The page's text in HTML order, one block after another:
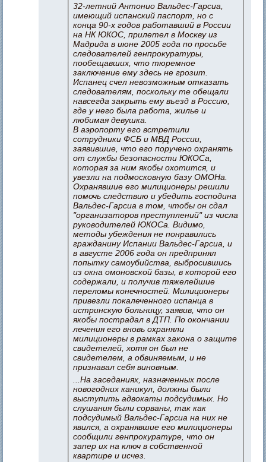
32-летний Антонио Вальдес-Гарсиа,
имеющий испанский паспорт, но с
конца 90-х годов работавший в России
на НК ЮКОС, прилетел в Москву из
Мадрида в июне 2005 года по просьбе
следователей генпрокуратуры,
пообещавших, что тюремное
заключение ему здесь не грозит.
Испанец счел невозможным отказать
следователям, поскольку те обещали
навсегда закрыть ему въезд в Россию,
где у него была работа, жилье и
любимая девушка.
В аэропорту его встретили
сотрудники ФСБ и МВД России,
заявившие, что его поручено охранять
от службы безопасности ЮКОСа,
которая за ним якобы охотится, и
увезли на подмосковную базу ОМОНа.
Охранявшие его милиционеры решили
помочь следствию и убедить господина
Вальдес-Гарсиа в том, чтобы он сдал
"организаторов преступлений" из числа
руководителей ЮКОСа. Видимо,
методы убеждения не понравились
гражданину Испании Вальдес-Гарсиа, и
в августе 2006 года он предпринял
попытку самоубийства, выбросившись
из окна омоновской базы, в которой его
содержали, и получив тяжелейшие
переломы конечностей. Милиционеры
привезли покалеченного испанца в
истринскую больницу, заявив, что он
якобы пострадал в ДТП. По окончании
лечения его вновь охраняли
милиционеры в рамках закона о защите
свидетелей, хотя он был не
свидетелем, а обвиняемым, и не
признавал себя виновным.
...На заседаниях, назначенных после
новогодних каникул, должны были
выступить адвокаты подсудимых. Но
слушания были сорваны, так как
подсудимый Вальдес-Гарсиа на них не
явился, а охранявшие его милиционеры
сообщили генпрокуратуре, что он
запер их на ключ в собственной
квартире и исчез.